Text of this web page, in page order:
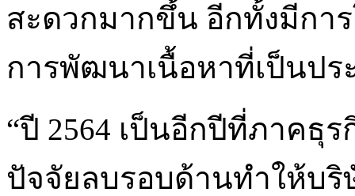
สะดวกมากขึ้น อีกทั้งมีกา
การพัฒนาเนื้อหาที่เป็นป
“ปี 2564 เป็นอีกปีที่ภาคธุ
ปัจจัยลบรอบด้านทำให้บ